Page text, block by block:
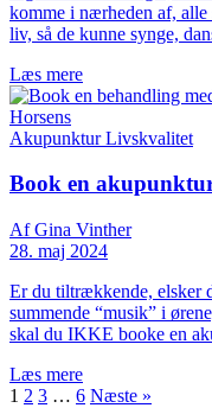
komme i nærheden af, alle
liv, så de kunne synge,
Læs mere
Akupunktur Livskvalitet
Book en
Af Gina Vinther
28. maj 2024
Er du tiltrækkende, elsker
summende “musik” i
skal du IKKE booke en
Læs mere
1 2 3 … 6 Næste »